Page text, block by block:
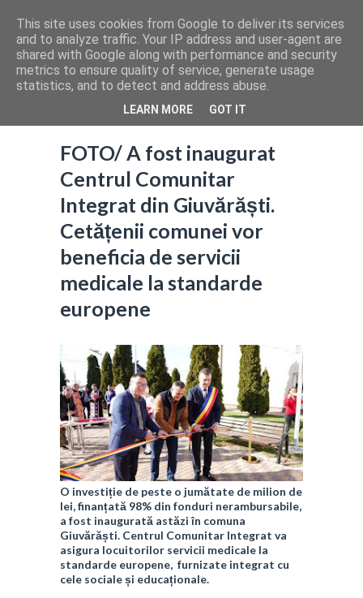
FOTO/ A fost inaugurat
Centrul Comunitar
Integrat din Giuvărăști.
Cetățenii comunei vor
beneficia de servicii
medicale la standarde
europene
O investiție de peste o jumătate de milion de
lei, finanțată 98% din fonduri nerambursabile,
a fost inaugurată astăzi în comuna
Giuvărăști. Centrul Comunitar Integrat va
asigura locuitorilor servicii medicale la
standarde europene, furnizate integrat cu
cele sociale și educaționale.
This site uses cookies from Google to deliver its services
and to analyze traffic. Your IP address and user-agent are
shared with Google along with performance and security
metrics to ensure quality of service, generate usage
statistics, and to detect and address abuse.
LEARN MORE GOT IT